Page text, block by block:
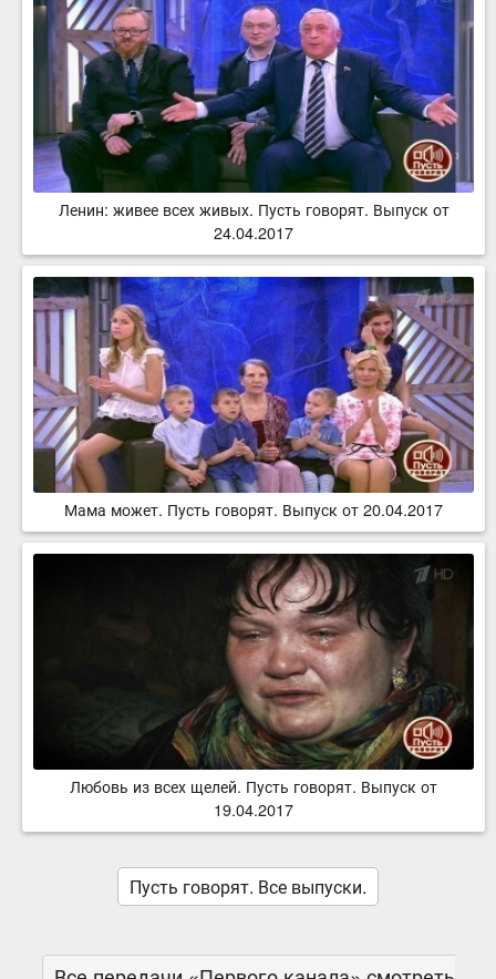
Ленин: живее всех живых. Пусть говорят. Выпуск от
24.04.2017
Мама может. Пусть говорят. Выпуск от 20.04.2017
Любовь из всех щелей. Пусть говорят. Выпуск от
19.04.2017
Пусть говорят. Все выпуски.